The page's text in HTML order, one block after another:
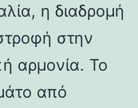
η διαδρομή
στην
αρμονία. Το
από